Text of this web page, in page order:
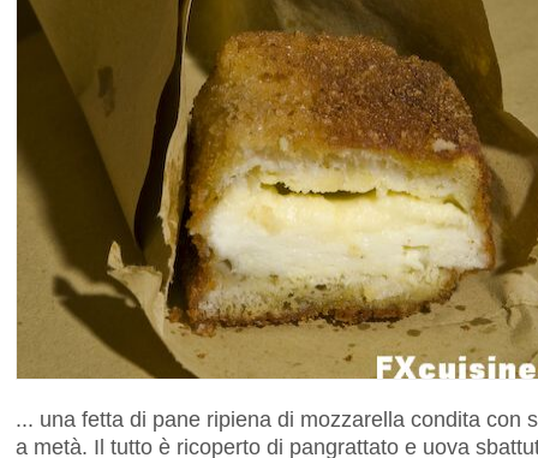
... una fetta di pane ripiena di mozzarella condita con
a metà. Il tutto è ricoperto di pangrattato e uova